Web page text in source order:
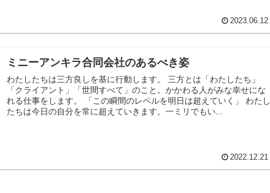
2023.06.12
ミニーアンキラ合同会社のあるべき姿
わたしたちは三方良しを基に行動します。 三方とは「わたしたち」
「クライアント」「世間すべて」のこと。かかわる人がみな幸せにな
れる仕事をします。 「この瞬間のレベルを明日は超えていく」 わたし
たちは今日の自分を常に超えていきます。一ミリでもい...
2022.12.21